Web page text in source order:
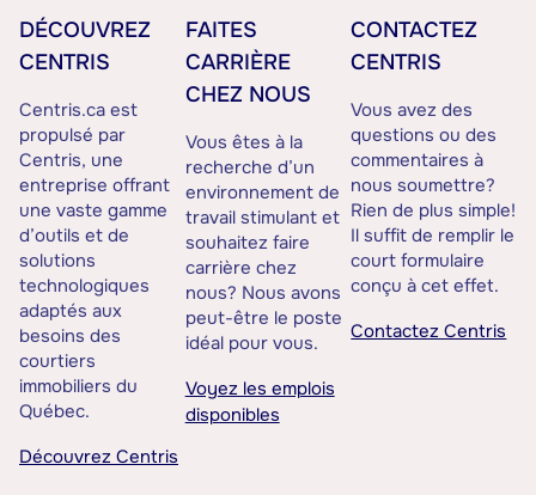
DÉCOUVREZ
CENTRIS
Centris.ca est
propulsé par
Centris, une
entreprise offrant
une vaste gamme
d’outils et de
solutions
technologiques
adaptés aux
besoins des
courtiers
immobiliers du
Québec.
Découvrez Centris
FAITES
CARRIÈRE
CHEZ NOUS
Vous êtes à la
recherche d’un
environnement de
travail stimulant et
souhaitez faire
carrière chez
nous? Nous avons
peut-être le poste
idéal pour vous.
Voyez les emplois
disponibles
CONTACTEZ
CENTRIS
Vous avez des
questions ou des
commentaires à
nous soumettre?
Rien de plus simple!
Il suffit de remplir le
court formulaire
conçu à cet effet.
Contactez Centris